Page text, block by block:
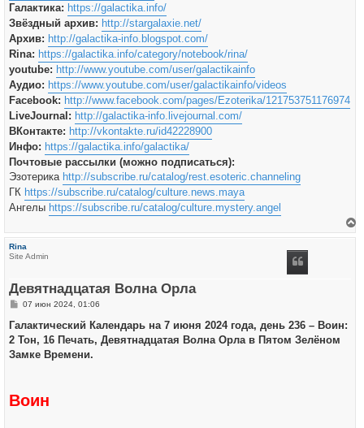
Галактика: https://galactika.info/
Звёздный архив: http://stargalaxie.net/
Архив: http://galactika-info.blogspot.com/
Rina: https://galactika.info/category/notebook/rina/
youtube: http://www.youtube.com/user/galactikainfo
Аудио: https://www.youtube.com/user/galactikainfo/videos
Facebook: http://www.facebook.com/pages/Ezoterika/121753751176974
LiveJournal: http://galactika-info.livejournal.com/
ВКонтакте: http://vkontakte.ru/id42228900
Инфо: https://galactika.info/galactika/
Почтовые рассылки (можно подписаться):
Эзотерика http://subscribe.ru/catalog/rest.esoteric.channeling
ГК https://subscribe.ru/catalog/culture.news.maya
Ангелы https://subscribe.ru/catalog/culture.mystery.angel
Rina
Site Admin
Девятнадцатая Волна Орла
С
о
щ
е
07 июн 2024, 01:06
Галактический Календарь на 7 июня 2024 года, день 236 – Воин:
2 Тон, 16 Печать, Девятнадцатая Волна Орла в Пятом Зелёном
Замке Времени.
Воин